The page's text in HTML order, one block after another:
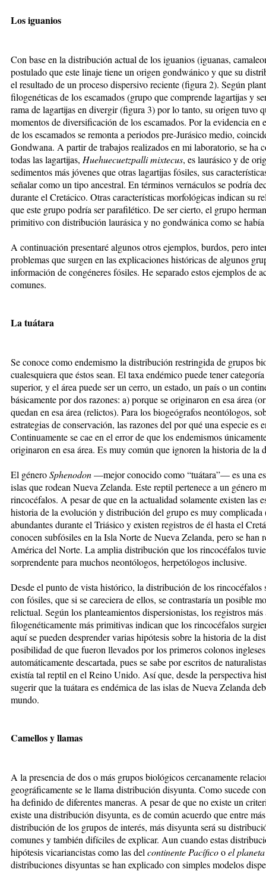
Los iguanios
Con base en la distribución actual de los iguanios (iguanas,
postulado que este linaje tiene un origen gondwánico y que su
el resultado de un proceso dispersivo reciente (figura 2). Según
filogenéticas de los escamados (grupo que comprende lagartijas y
rama de lagartijas en divergir (figura 3) por lo tanto, su origen tuvo
momentos de diversificación de los escamados. Por la evidencia
de los escamados se remonta a periodos pre-Jurásico medio,
Gondwana. A partir de trabajos realizados en mi laboratorio, se ha
todas las lagartijas, Huehuecuetzpalli mixtecus, es laurásico y de
sedimentos más jóvenes que otras lagartijas fósiles, sus
señalar como un tipo ancestral. En términos vernáculos se podría
durante el Cretácico. Otras características morfológicas indican su
que este grupo podría ser parafilético. De ser cierto, el grupo
primitivo con distribución laurásica y no gondwánica como se
A continuación presentaré algunos otros ejemplos, burdos, pero
problemas que surgen en las explicaciones históricas de algunos
información de congéneres fósiles. He separado estos ejemplos de
comunes.
La tuátara
Se conoce como endemismo la distribución restringida de grupos
cualesquiera que éstos sean. El taxa endémico puede tener
superior, y el área puede ser un cerro, un estado, un país o un
básicamente por dos razones: a) porque se originaron en esa área
quedan en esa área (relictos). Para los biogeógrafos neontólogos,
estrategias de conservación, las razones del por qué una especie es
Continuamente se cae en el error de que los endemismos
originaron en esa área. Es muy común que ignoren la historia de la
El géneroSphenodon—mejor conocido como “tuátara”— es una
islas que rodean Nueva Zelanda. Este reptil pertenece a un género
rincocéfalos. A pesar de que en la actualidad solamente existen las
historia de la evolución y distribución del grupo es muy
abundantes durante el Triásico y existen registros de él hasta el
conocen subfósiles en la Isla Norte de Nueva Zelanda, pero se
América del Norte. La amplia distribución que los rincocéfalos
sorprendente para muchos neontólogos, herpetólogos inclusive.
Desde el punto de vista histórico, la distribución de los rincocéfalos
con fósiles, que si se careciera de ellos, se contras­taría un posible
relictual. Según los planteamientos dispersionistas, los registros
filogenéticamente más primitivas indican que los rincocéfalos
aquí se pueden desprender varias hipótesis sobre la historia de la
posibilidad de que fueron llevados por los primeros colonos
automáticamente descartada, pues se sabe por escritos de
existía tal reptil en el Reino Unido. Así que, desde la perspectiva
sugerir que la tuátara es endémica de las islas de Nueva Zelanda
mundo.
Camellos y llamas
A la presencia de dos o más grupos biológicos cercanamente
geográficamente se le llama distribución disyunta. Como sucede
ha definido de diferentes maneras. A pesar de que no existe un
existe una distribución disyunta, es de común acuerdo que entre
distribución de los grupos de interés, más disyunta será su
comunes y también difíciles de explicar. Aun cuando estas
hipótesis vicariancistas como las del continente Pacíficooel
distribuciones disyuntas se han explicado con simples modelos